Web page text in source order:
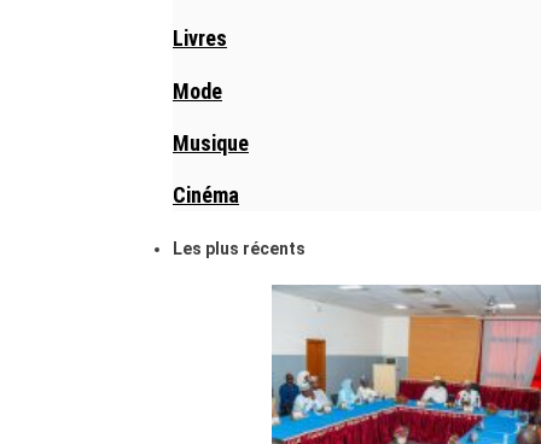
Livres
Mode
Musique
Cinéma
Les plus récents